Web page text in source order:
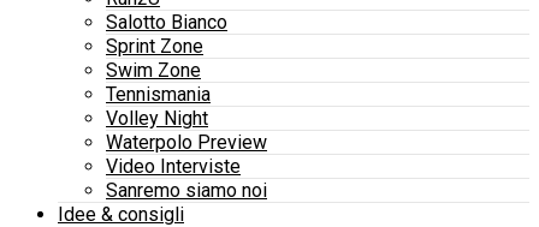
Salotto Bianco
Sprint Zone
Swim Zone
Tennismania
Volley Night
Waterpolo Preview
Video Interviste
Sanremo siamo noi
Idee & consigli